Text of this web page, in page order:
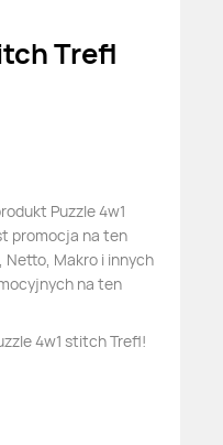
Trefl
Puzzle 4w1
promocja na ten
Netto, Makro i innych
na ten
4w1 stitch Trefl!